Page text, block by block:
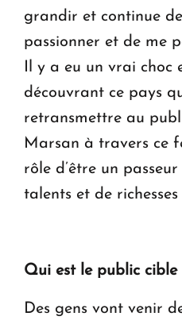
grandir et continue
passionner et de me
Il y a eu un vrai choc
découvrant ce pays
retransmettre au
Marsan à travers ce
rôle d’être un
talents et de
Qui est le public cible
Des gens vont venir